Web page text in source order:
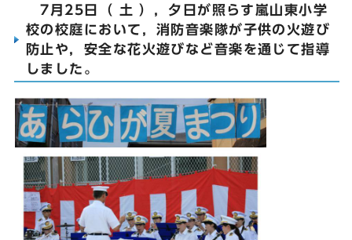
7月25日（ 土 ），夕日が照らす嵐山東小学
校の校庭において，消防音楽隊が子供の火遊び
防止や，安全な花火遊びなど音楽を通じて指導
しました。